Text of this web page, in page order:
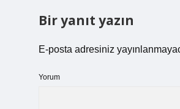
Bir yanıt yazın
E-posta adresiniz
Yorum